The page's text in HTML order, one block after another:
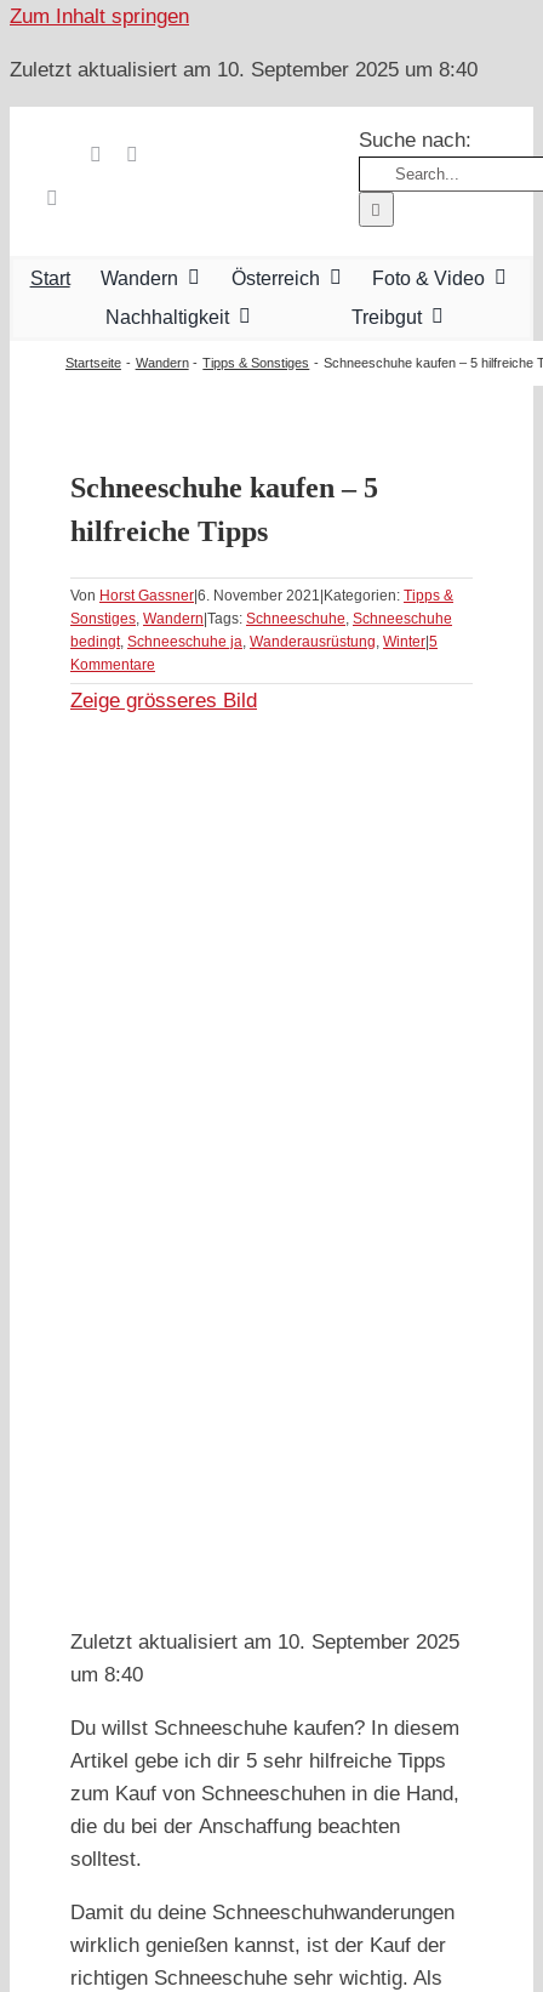
Zum Inhalt springen
Zuletzt aktualisiert am 10. September 2025 um 8:40
Suche nach:
Start Wandern Österreich
Foto & Video
Nachhaltigkeit
Treibgut
Startseite Wandern Tipps & Sonstiges Schneeschuhe kaufen – 5 hilfreiche
Schneeschuhe kaufen – 5
hilfreiche Tipps
Von Horst Gassner 6. November 2021 Kategorien: Tipps &
Sonstiges, Wandern Tags: Schneeschuhe, Schneeschuhe
bedingt, Schneeschuhe ja, Wanderausrüstung, Winter 5
Kommentare
Zeige grösseres Bild
Zuletzt aktualisiert am 10. September 2025
um 8:40
Du willst Schneeschuhe kaufen? In diesem
Artikel gebe ich dir 5 sehr hilfreiche Tipps
zum Kauf von Schneeschuhen in die Hand,
die du bei der Anschaffung beachten
solltest.
Damit du deine Schneeschuhwanderungen
wirklich genießen kannst, ist der Kauf der
richtigen Schneeschuhe sehr wichtig. Als